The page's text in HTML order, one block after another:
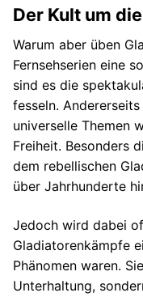
Der Kult um
Warum aber üben
Fernsehserien eine
sind es die
fesseln.
universelle Themen
Freiheit. Besonders
dem rebellischen
über Jahrhunderte
Jedoch wird dabei
Gladiatorenkämpfe
Phänomen waren.
Unterhaltung,